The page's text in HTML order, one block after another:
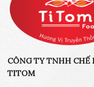
CÔNG TY TNHH CHẾ
TITOM